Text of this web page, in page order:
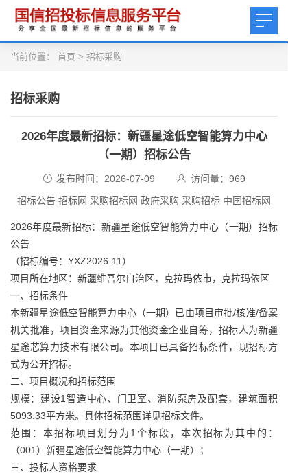
当前位置： 首页 > 招标采购
招标采购
2026年度最新招标：新疆星途低空智能算力中心
（一期）招标公告
发布时间：2026-07-09 访问量： 969
招标公告 招标网 采购招标网 政府采购 采购招标 中国招标网
2026年度最新招标：新疆星途低空智能算力中心（一期）招标
公告
（招标编号：YXZ2026‑11）
项目所在地区：新疆维吾尔自治区，克拉玛依市，克拉玛依区
一、招标条件
本新疆星途低空智能算力中心（一期）已由项目审批/核准/备案
机关批准，项目资金来源为其他资金企业自筹，招标人为新疆
星途芯算力技术有限公司。本项目已具备招标条件，现招标方
式为公开招标。
二、项目概况和招标范围
规模：建设1智造中心、门卫室、消防泵房及配套，建筑面积
5093.33平方米。具体招标范围详见招标文件。
范围：本招标项目划分为1个标段，本次招标为其中的：
（001）新疆星途低空智能算力中心（一期）；
三、投标人资格要求